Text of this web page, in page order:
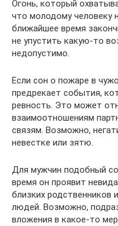
Огонь, который
что молодому человеку
ближайшее время
не упустить какую-то
недопустимо.
Если сон о пожаре в
предрекает события,
ревность. Это может
взаимоотношениям
связям. Возможно,
невестке или зятю.
Для мужчин подобный
время он проявит
близких родственников
людей. Возможно,
вложения в какое-то